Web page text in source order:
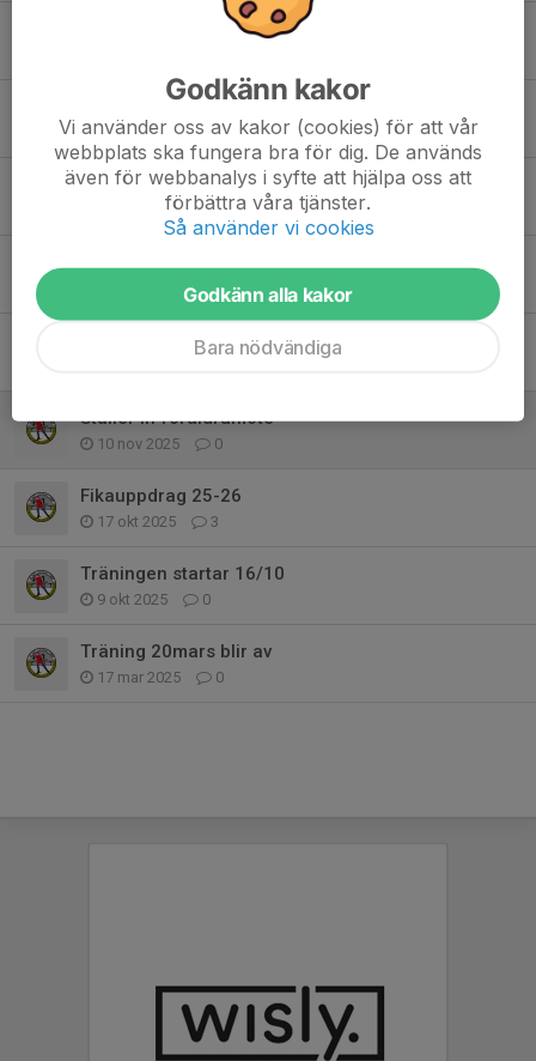
29/1 Inställd träning
Träningen inställd 8/1
8 jan, 16:22 0
Långpanna till hemmatävlingar
27 dec 2025 10
0
Träningen ställs in 18/12
Ställer in föräldramöte
10 nov 2025 0
Fikauppdrag 25-26
17 okt 2025 3
Träningen startar 16/10
9 okt 2025 0
Träning 20mars blir av
17 mar 2025 0
Godkänn kakor
Vi använder oss av kakor (cookies) för att vår
webbplats ska fungera bra för dig. De används
även för webbanalys i syfte att hjälpa oss att
förbättra våra tjänster.
Så använder vi cookies
Godkänn alla kakor
Bara nödvändiga